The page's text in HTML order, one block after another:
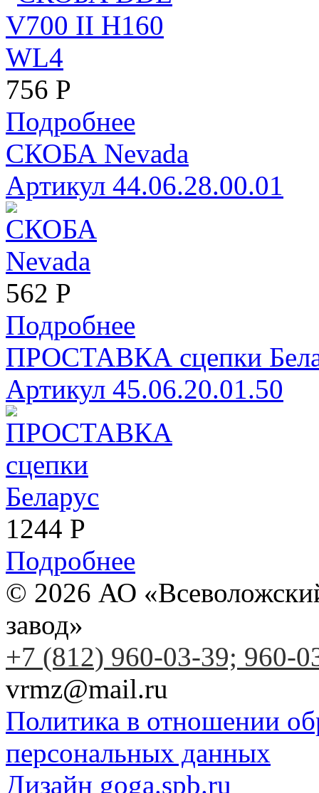
756 Р
Подробнее
СКОБА Nevada
Артикул 44.06.28.00.01
562 Р
Подробнее
ПРОСТАВКА сцепки
Артикул 45.06.20.01.50
1244 Р
Подробнее
© 2026 АО
завод»
+7 (812) 960-03-39; 960-
vrmz@mail.ru
Политика в отношении
персональных данных
Дизайн goga.spb.ru